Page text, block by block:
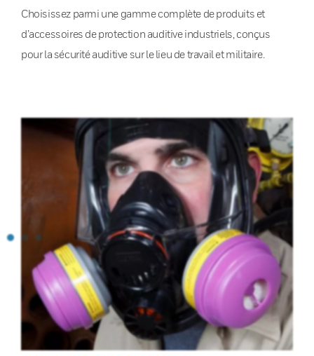
Choisissez parmi une gamme complète de produits et
d’accessoires de protection auditive industriels, conçus
pour la sécurité auditive sur le lieu de travail et militaire.